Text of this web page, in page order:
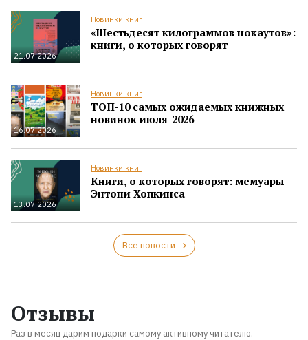
21.07.2026
Новинки книг
«Шестьдесят килограммов нокаутов»:
книги, о которых говорят
16.07.2026
Новинки книг
ТОП-10 самых ожидаемых книжных
новинок июля-2026
13.07.2026
Новинки книг
Книги, о которых говорят: мемуары
Энтони Хопкинса
Все новости
Отзывы
Раз в месяц дарим подарки самому активному читателю.